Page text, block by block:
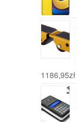
1186,95zł